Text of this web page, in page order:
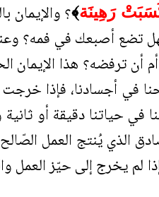
رَهِينَة﴾؟ والإيمان
تضع أصبعك في فمه؟
ترفضه؟ هذا الإيمان
في أجسادنا، فإذا
في حياتنا دقيقة أو
الذي يُنتج العمل
لم يخرج إلى حيّز